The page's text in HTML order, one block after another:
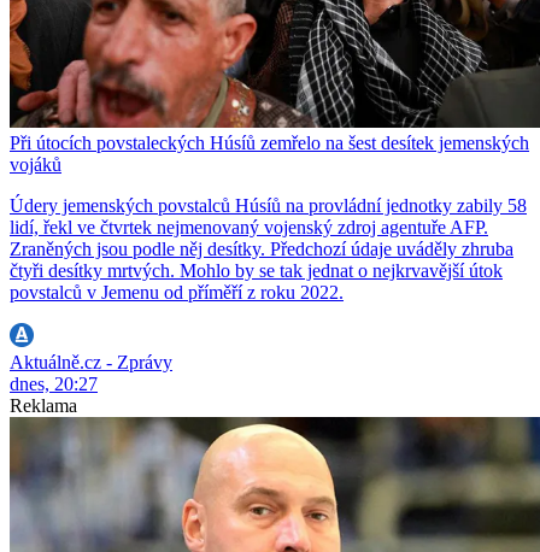
Při útocích povstaleckých Húsíů zemřelo na šest desítek jemenských
vojáků
Údery jemenských povstalců Húsíů na provládní jednotky zabily 58
lidí, řekl ve čtvrtek nejmenovaný vojenský zdroj agentuře AFP.
Zraněných jsou podle něj desítky. Předchozí údaje uváděly zhruba
čtyři desítky mrtvých. Mohlo by se tak jednat o nejkrvavější útok
povstalců v Jemenu od příměří z roku 2022.
Aktuálně.cz - Zprávy
dnes, 20:27
Reklama